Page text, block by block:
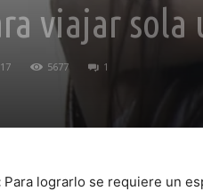
viajar sola
5677 1
Para lograrlo se requiere un